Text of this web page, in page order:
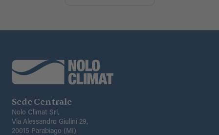
Sede Centrale
Nolo Climat Srl,
Via Alessandro Giulini 29,
20015 Parabiago (MI)